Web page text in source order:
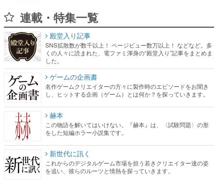
連載・特集一覧
殿堂入り記事
SNS拡散数が数千以上！ ページビュー数万以上！ などなど。多
くの人々に読まれた、電ファミ渾身の“殿堂入り”記事をまとめま
した。
ゲームの企画書
名作ゲームクリエイターの方々に製作時のエピソードをお聞き
し、ヒットする企画（ゲーム）とは何か？を探っていきます。
赫本
この物語を解いてはいけない。『赫本』は、〈試験問題〉の形
をした短編ホラー小説集です。
新世代に訊く
これからのデジタルゲーム市場を担う若きクリエイター達の姿
を追い、彼らのルーツと情熱を探っていきます。